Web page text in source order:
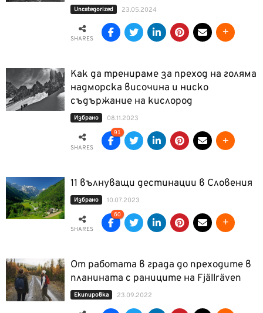
Uncategorized 23.05.2024
SHARES
Как да тренираме за преход на голяма
надморска височина и ниско
съдържание на кислород
Избрано 08.11.2023
SHARES
91
11 вълнуващи дестинации в Словения
Избрано 10.07.2023
SHARES
60
От работата в града до преходите в
планината с раниците на Fjällräven
Екипировка 23.09.2022